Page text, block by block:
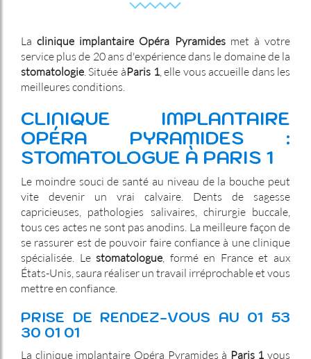
Laclinique implantaire Opéra Pyramidesmet à votre
service plus de 20 ans d'expérience dans le domaine de la
stomatologie . Située àParis 1 , elle vous accueille dans les
meilleures conditions.
CLINIQUE IMPLANTAIRE
OPÉRA PYRAMIDES :
STOMATOLOGUE À PARIS 1
Le moindre souci de santé au niveau de la bouche peut
vite devenir un vrai calvaire. Dents de sagesse
capricieuses, pathologies salivaires, chirurgie buccale,
tous ces actes ne sont pas anodins. La meilleure façon de
se rassurer est de pouvoir faire confiance à une clinique
spécialisée. Le stomatologue , formé en France et aux
États-Unis, saura réaliser un travail irréprochable et vous
mettre en confiance.
PRISE DE RENDEZ-VOUS AU 01 53
30 01 01
La clinique implantaire Opéra Pyramides à Paris 1 vous